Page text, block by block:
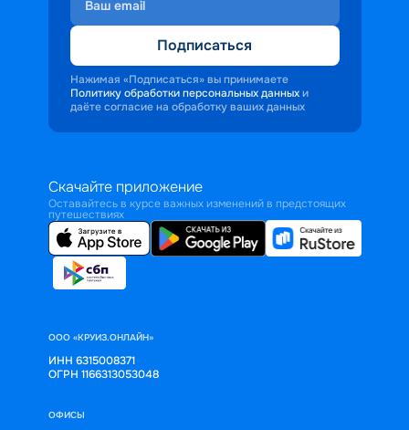
Подписаться
Нажимая «Подписаться» вы принимаете
Политику обработки персональных данных и
даёте согласие на обработку ваших данных
Скачайте приложение
Оставайтесь в курсе важных изменений в предстоящих
путешествиях
ООО «КРУИЗ.ОНЛАЙН»
ИНН 6315008371
ОГРН 1166313053048
ОФИСЫ